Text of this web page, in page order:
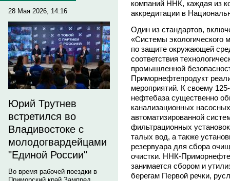
28 Мая 2026, 14:16
Юрий Трутнев
встретился во
Владивостоке с
молодогвардейцами
"Единой России"
Во время рабочей поездки в
компаний ННК, каждая из
аккредитации в
Один из стандартов,
«Системы экологического
по защите окружающей
соответствия
промышленной
Приморнефтепродукт
мероприятий. К своему
нефтебаза существенно
канализационных
автоматизированной
фильтрационных
талых вод, а также
резервуара для сбора
очистки. ННК-
занимается сбором и
берегам Первой речки,